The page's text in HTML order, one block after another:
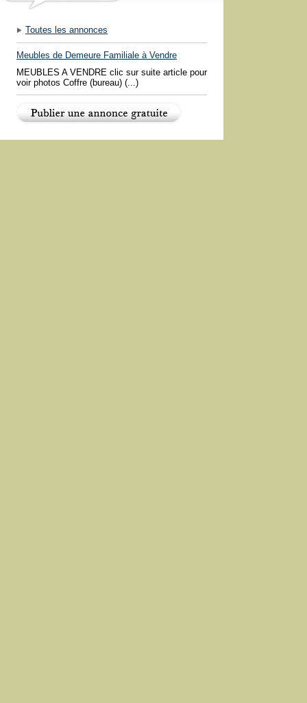
Toutes les annonces
Meubles de Demeure Familiale à Vendre
MEUBLES A VENDRE clic sur suite article pour
voir photos Coffre (bureau) (...)